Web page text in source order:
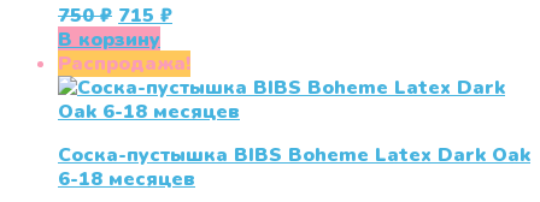
750₽ Первоначальная
цена
составляла
750 ₽.
715 ₽Текущая
715 ₽.
В корзину
Распродажа!
Соска-пустышка BIBS Boheme Latex Dark Oak
6-18 месяцев